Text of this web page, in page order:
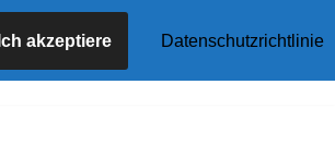
Shop Blog Kontakt
Ich akzeptiere Datenschutzrichtlinie